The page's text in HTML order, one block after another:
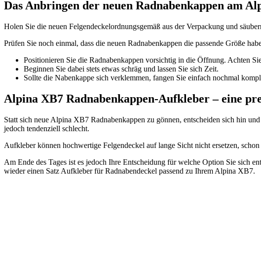
Das Anbringen der neuen Radnabenkappen am
Holen Sie die neuen Felgendeckelordnungsgemäß aus der Verpackung und
Prüfen Sie noch einmal, dass die neuen Radnabenkappen die passende Größe
Positionieren Sie die Radnabenkappen vorsichtig in die Öffnung. Achten
Beginnen Sie dabei stets etwas schräg und lassen Sie sich Zeit.
Sollte die Nabenkappe sich verklemmen, fangen Sie einfach nochmal
Alpina XB7 Radnabenkappen-Aufkleber – eine
Statt sich neue Alpina XB7 Radnabenkappen zu gönnen, entscheiden sich hin
jedoch tendenziell schlecht.
Aufkleber können hochwertige Felgendeckel auf lange Sicht nicht ersetzen,
Am Ende des Tages ist es jedoch Ihre Entscheidung für welche Option Sie sich
wieder einen Satz Aufkleber für Radnabendeckel passend zu Ihrem Alpina XB7.